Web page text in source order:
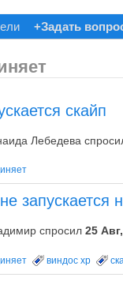
+Задать
скайп
Лебедева
запускается
спросил 25
виндос хр